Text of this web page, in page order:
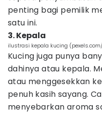
penting bagi pemilik
satu ini.
3. Kepala
ilustrasi kepala kucing
Kucing juga punya
dahinya atau kepala.
atau menggesekkan
penuh kasih sayang.
menyebarkan aroma